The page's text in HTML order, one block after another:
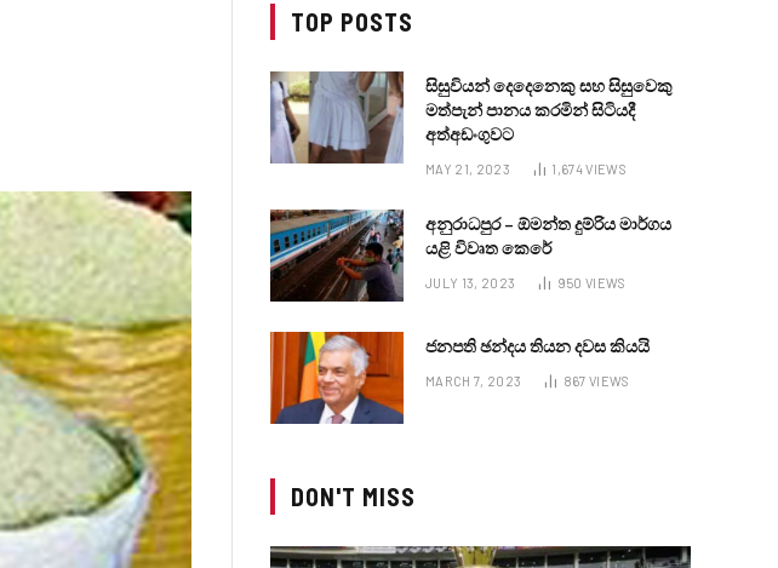
TOP POSTS
සිසුවියන් දෙදෙනෙකු සහ සිසුවෙකු
මත්පැන් පානය කරමින් සිටියදී
අත්අඩංගුවට
MAY 21, 2023 1,674VIEWS
අනුරාධපුර – ඕමන්ත දුම්රිය මාර්ගය
යළි විවෘත කෙරේ
JULY 13, 2023 950 VIEWS
ජනපති ඡන්දය තියන දවස කියයි
MARCH 7, 2023 867 VIEWS
DON'T MISS